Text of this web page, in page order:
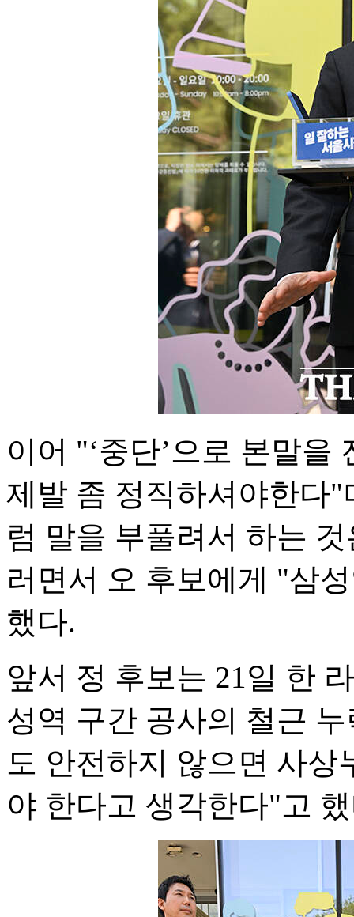
이어 "‘중단’으로 본말
제발 좀 정직하셔야한다
럼 말을 부풀려서 하는
러면서 오 후보에게 "삼
했다.
앞서 정 후보는 21일 한
성역 구간 공사의 철근
도 안전하지 않으면 사
야 한다고 생각한다"고